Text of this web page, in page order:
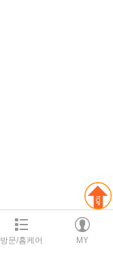
방문/홈케어 MY